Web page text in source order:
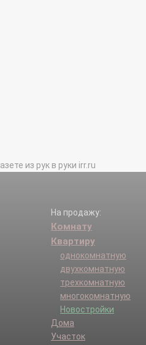
из рук в руки irr.ru
На продажу:
Комнату
Квартиру
однокомнатную
двухкомнатную
трехкомнатную
многокомнатную
Новостройки
Дома
Участок